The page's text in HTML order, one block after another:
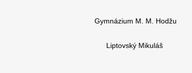
Gymnázium M. M. Hodžu
Liptovský Mikuláš